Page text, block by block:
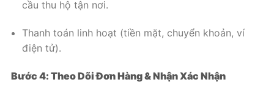
cầu thu hộ tận nơi.
Thanh toán linh hoạt (tiền mặt, chuyển khoản, ví
điện tử).
Bước 4: Theo Dõi Đơn Hàng & Nhận Xác Nhận